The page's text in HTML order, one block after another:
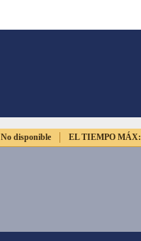
No disponible EL TIEMPO MÁX: